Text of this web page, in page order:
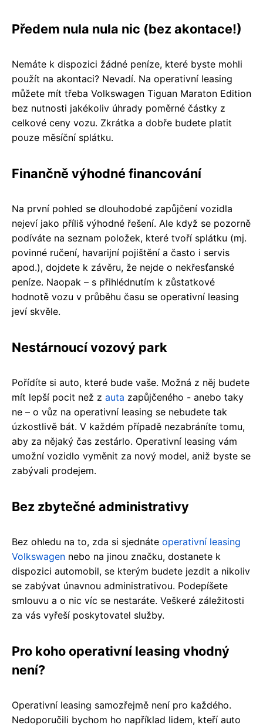
Předem nula nula nic (bez akontace!)
Nemáte k dispozici žádné peníze, které byste mohli
použít na akontaci? Nevadí. Na operativní leasing
můžete mít třeba Volkswagen Tiguan Maraton Edition
bez nutnosti jakékoliv úhrady poměrné částky z
celkové ceny vozu. Zkrátka a dobře budete platit
pouze měsíční splátku.
Finančně výhodné financování
Na první pohled se dlouhodobé zapůjčení vozidla
nejeví jako příliš výhodné řešení. Ale když se pozorně
podíváte na seznam položek, které tvoří splátku (mj.
povinné ručení, havarijní pojištění a často i servis
apod.), dojdete k závěru, že nejde o nekřesťanské
peníze. Naopak – s přihlédnutím k zůstatkové
hodnotě vozu v průběhu času se operativní leasing
jeví skvěle.
Nestárnoucí vozový park
Pořídíte si auto, které bude vaše. Možná z něj budete
mít lepší pocit než z auta zapůjčeného - anebo taky
ne – o vůz na operativní leasing se nebudete tak
úzkostlivě bát. V každém případě nezabráníte tomu,
aby za nějaký čas zestárlo. Operativní leasing vám
umožní vozidlo vyměnit za nový model, aniž byste se
zabývali prodejem.
Bez zbytečné administrativy
Bez ohledu na to, zda si sjednáte operativní leasing
Volkswagen nebo na jinou značku, dostanete k
dispozici automobil, se kterým budete jezdit a nikoliv
se zabývat únavnou administrativou. Podepíšete
smlouvu a o nic víc se nestaráte. Veškeré záležitosti
za vás vyřeší poskytovatel služby.
Pro koho operativní leasing vhodný
není?
Operativní leasing samozřejmě není pro každého.
Nedoporučili bychom ho například lidem, kteří auto